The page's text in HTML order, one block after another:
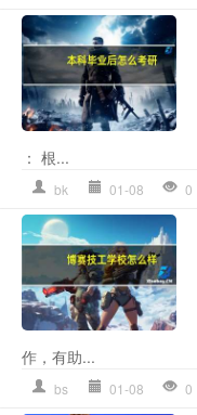
： 根...
bk 01-08 0
作，有助...
bs 01-08 0